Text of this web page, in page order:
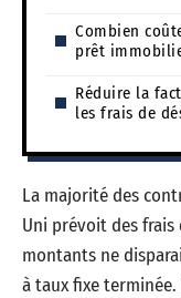
Combien
prêt
Réduire la
les frais de
La majorité des
Uni prévoit des
montants ne
à taux fixe